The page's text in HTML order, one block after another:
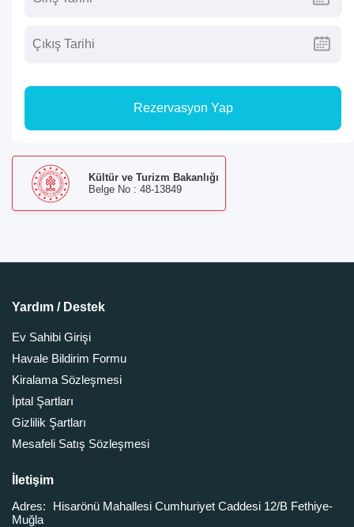
Rezervasyon Yap
Kültür ve Turizm Bakanlığı
Belge No : 48-13849
Yardım / Destek
Ev Sahibi Girişi
Havale Bildirim Formu
Kiralama Sözleşmesi
İptal Şartları
Gizlilik Şartları
Mesafeli Satış Sözleşmesi
İletişim
Adres:
Hisarönü Mahallesi Cumhuriyet Caddesi 12/B Fethiye-
Muğla